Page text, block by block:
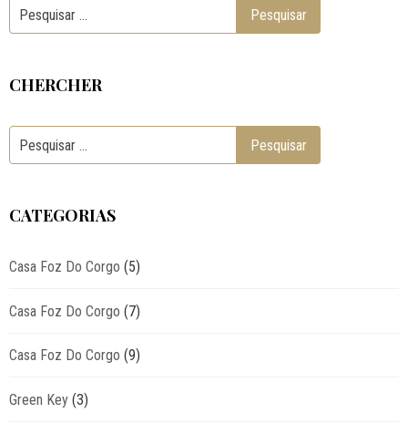
CHERCHER
CATEGORIAS
Casa Foz Do Corgo (5)
Casa Foz Do Corgo (7)
Casa Foz Do Corgo (9)
Green Key (3)